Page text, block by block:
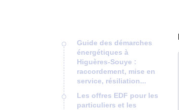
Guide des démarches
énergétiques à
Higuères-Souye :
raccordement, mise en
service, résiliation...
Les offres EDF pour les
particuliers et les